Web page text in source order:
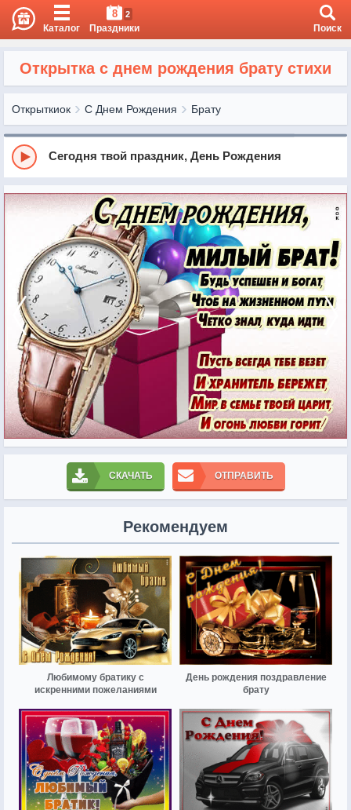
Каталог
8 2
Праздники Поиск
Открытка с днем рождения брату стихи
Открыткиок С Днем Рождения Брату
Сегодня твой праздник, День Рождения
СКАЧАТЬ ОТПРАВИТЬ
Рекомендуем
Любимому братику с
искренними пожеланиями
День рождения поздравление
брату